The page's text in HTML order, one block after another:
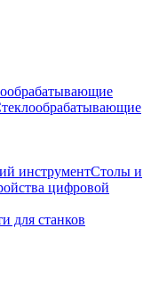
инструментСтолы и
цифровой
для станков